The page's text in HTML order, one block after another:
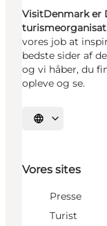
VisitDenmark er
vores job at
bedste sider af
og vi håber, du
opleve og se.
Vælg sprog
Vores sites
Presse
Turist